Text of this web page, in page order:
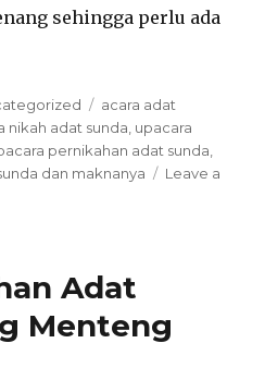
sehingga perlu ada
Tags
acara adat
nikah adat sunda, upacara
pernikahan adat sunda,
dan maknanya
Leave a
Adat
Menteng